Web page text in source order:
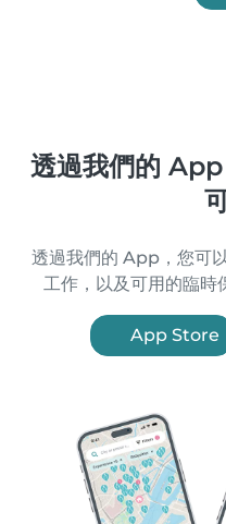
透過我們的
透過我們的 App，您可
工作，以及可用的臨時
App Store